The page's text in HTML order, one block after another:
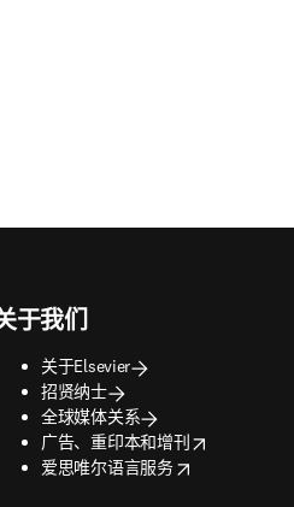
于我们
关于Elsevier
招贤纳士
全球媒体关系
广告、重印本和增刊
opens in new tab/window
爱思唯尔语言服务
opens in new tab/window